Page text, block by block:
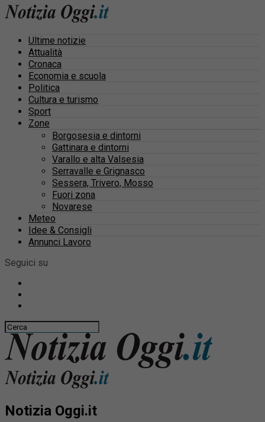
Ultime notizie
Attualità
Cronaca
Economia e scuola
Politica
Cultura e turismo
Sport
Zone
Borgosesia e dintorni
Gattinara e dintorni
Varallo e alta Valsesia
Serravalle e Grignasco
Sessera, Trivero, Mosso
Fuori zona
Novarese
Meteo
Idee & Consigli
Annunci Lavoro
Seguici su
Notizia Oggi.it